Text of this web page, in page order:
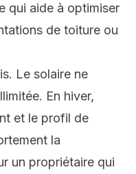
qui aide à optimiser
de toiture ou
Le solaire ne
En hiver,
et le profil de
la
un propriétaire qui